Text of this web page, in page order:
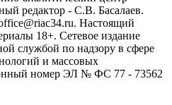
редактор - С.В. Басалаев.
Настоящий
18+. Сетевое издание
службой по надзору в сфере
и массовых
номер ЭЛ № ФС 77 - 73562